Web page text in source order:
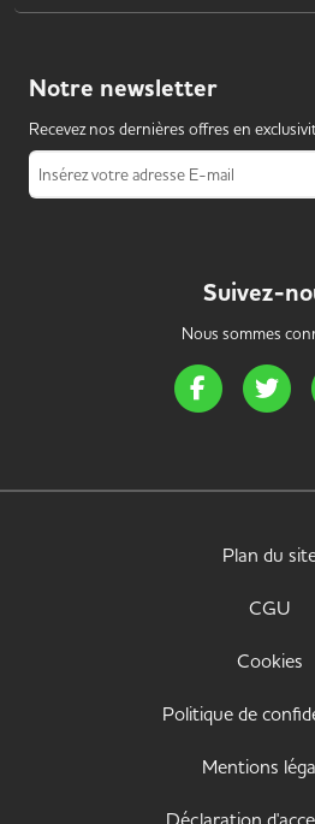
Notre newsletter
Recevez nos dernières offres en
Insérez votre adresse E-mail
Suivez-
Nous sommes
Page
Plan du
CGU
Cookies
Politique de
Mentions